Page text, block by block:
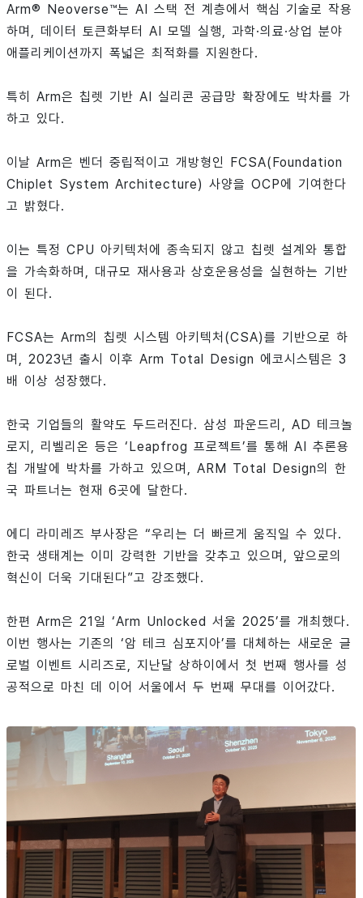
Arm® Neoverse™는 AI 스택 전 계층에서 핵심 기술로 작용
하며, 데이터 토큰화부터 AI 모델 실행, 과학·의료·상업 분야
애플리케이션까지 폭넓은 최적화를 지원한다.
특히 Arm은 칩렛 기반 AI 실리콘 공급망 확장에도 박차를 가
하고 있다.
이날 Arm은 벤더 중립적이고 개방형인 FCSA(Foundation
Chiplet System Architecture) 사양을 OCP에 기여한다
고 밝혔다.
이는 특정 CPU 아키텍처에 종속되지 않고 칩렛 설계와 통합
을 가속화하며, 대규모 재사용과 상호운용성을 실현하는 기반
이 된다.
FCSA는 Arm의 칩렛 시스템 아키텍처(CSA)를 기반으로 하
며, 2023년 출시 이후 Arm Total Design 에코시스템은 3
배 이상 성장했다.
한국 기업들의 활약도 두드러진다. 삼성 파운드리, AD 테크놀
로지, 리벨리온 등은 ‘Leapfrog 프로젝트’를 통해 AI 추론용
칩 개발에 박차를 가하고 있으며, ARM Total Design의 한
국 파트너는 현재 6곳에 달한다.
에디 라미레즈 부사장은 “우리는 더 빠르게 움직일 수 있다.
한국 생태계는 이미 강력한 기반을 갖추고 있으며, 앞으로의
혁신이 더욱 기대된다”고 강조했다.
한편 Arm은 21일 ‘Arm Unlocked 서울 2025’를 개최했다.
이번 행사는 기존의 ‘암 테크 심포지아’를 대체하는 새로운 글
로벌 이벤트 시리즈로, 지난달 상하이에서 첫 번째 행사를 성
공적으로 마친 데 이어 서울에서 두 번째 무대를 이어갔다.